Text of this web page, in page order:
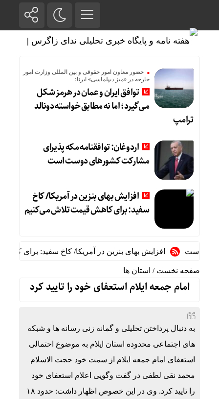
حضور معاون امور حقوقی و بین المللی وزارت امور
خارجه در «میز دیپلماسی» ایرنا؛
توافق ایران و عمان در هرمز شکل
می‌گیرد؛ اما نه مطابق خواسته دونالد
ترامپ
اردوغان: توافقنامه مکه پذیرای
مشارکت کشورهای دوست است
افزایش بهای بنزین در آمریکا/ کاخ
سفید: برای کاهش قیمت تلاش می‌کنیم
است افزایش بهای بنزین در آمریکا/ کاخ سفید: برای کاهش
صفحه نخست / استان ها
امام جمعه ایلام استعفای خود را تایید کرد
به دنبال پرداختن تحلیلی و گمانه زنی رسانه ها و شبکه
های اجتماعی محدوده استان ایلام به موضوع احتمالی
استعفای امام جمعه ایلام از سمت خود حجت الاسلام
محمد نقی لطفی در گفت وگویی اعلام استعفای خود
را تایید کرد. وی در این خصوص اظهار داشت: حدود ۱۸